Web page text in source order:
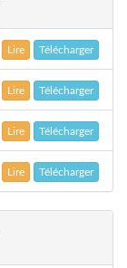
Lire Télécharger
Lire Télécharger
Lire Télécharger
Lire Télécharger